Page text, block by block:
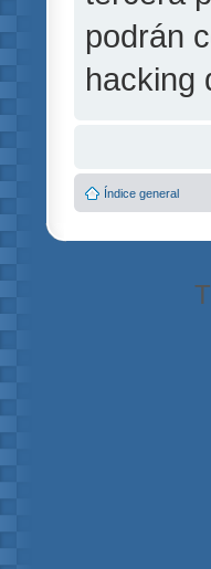
podrán
hacking
Índice general